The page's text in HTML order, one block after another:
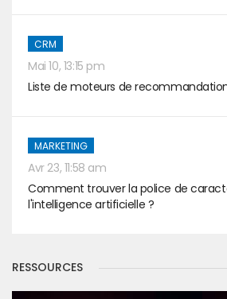
CRM
Mai 10, 13:15 pm
Liste de moteurs de
MARKETING
Avr 23, 11:58 am
Comment trouver la police de
l'intelligence artificielle ?
RESSOURCES